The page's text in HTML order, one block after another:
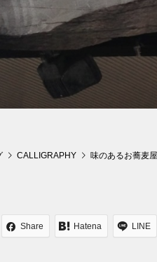
CALLIGRAPHY 味のあるお蕎麦
Share Hatena LINE